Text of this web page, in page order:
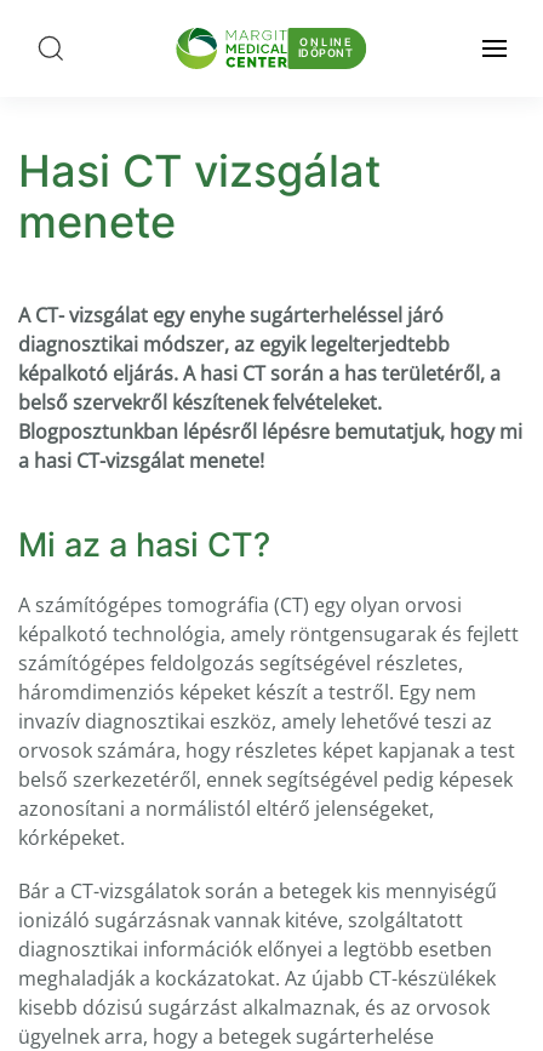
ONLINE
IDŐPONT
Hasi CT vizsgálat
menete
A CT- vizsgálat egy enyhe sugárterheléssel járó
diagnosztikai módszer, az egyik legelterjedtebb
képalkotó eljárás. A hasi CT során a has területéről, a
belső szervekről készítenek felvételeket.
Blogposztunkban lépésről lépésre bemutatjuk, hogy mi
a hasi CT-vizsgálat menete!
Mi az a hasi CT?
A számítógépes tomográfia (CT) egy olyan orvosi
képalkotó technológia, amely röntgensugarak és fejlett
számítógépes feldolgozás segítségével részletes,
háromdimenziós képeket készít a testről. Egy nem
invazív diagnosztikai eszköz, amely lehetővé teszi az
orvosok számára, hogy részletes képet kapjanak a test
belső szerkezetéről, ennek segítségével pedig képesek
azonosítani a normálistól eltérő jelenségeket,
kórképeket.
Bár a CT-vizsgálatok során a betegek kis mennyiségű
ionizáló sugárzásnak vannak kitéve, szolgáltatott
diagnosztikai információk előnyei a legtöbb esetben
meghaladják a kockázatokat. Az újabb CT-készülékek
kisebb dózisú sugárzást alkalmaznak, és az orvosok
ügyelnek arra, hogy a betegek sugárterhelése